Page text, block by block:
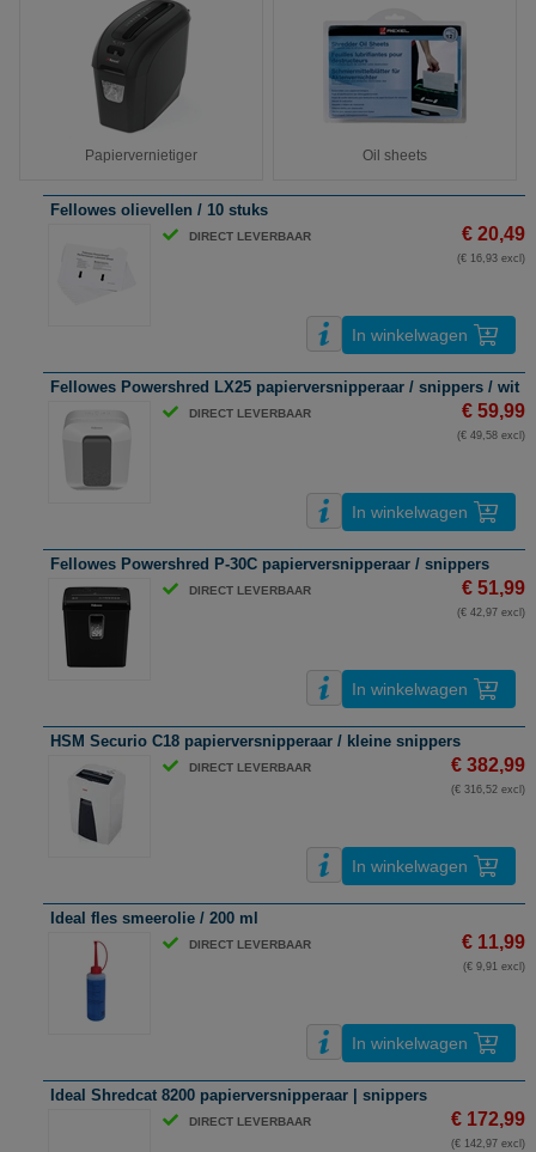
Papiervernietiger Oil sheets
Fellowes olievellen / 10 stuks
DIRECT LEVERBAAR € 20,49
(€ 16,93 excl)
In winkelwagen
Fellowes Powershred LX25 papierversnipperaar / snippers / wit
DIRECT LEVERBAAR € 59,99
(€ 49,58 excl)
In winkelwagen
Fellowes Powershred P-30C papierversnipperaar / snippers
DIRECT LEVERBAAR € 51,99
(€ 42,97 excl)
In winkelwagen
HSM Securio C18 papierversnipperaar / kleine snippers
DIRECT LEVERBAAR € 382,99
(€ 316,52 excl)
In winkelwagen
Ideal fles smeerolie / 200 ml
DIRECT LEVERBAAR € 11,99
(€ 9,91 excl)
In winkelwagen
Ideal Shredcat 8200 papierversnipperaar | snippers
DIRECT LEVERBAAR € 172,99
(€ 142,97 excl)